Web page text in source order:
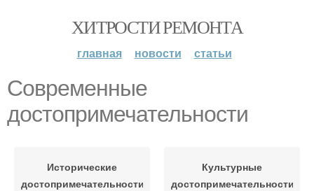
ХИТРОСТИ РЕМОНТА
главная новости статьи
Современные
достопримечательности
Исторические
достопримечательности
Культурные
достопримечательности